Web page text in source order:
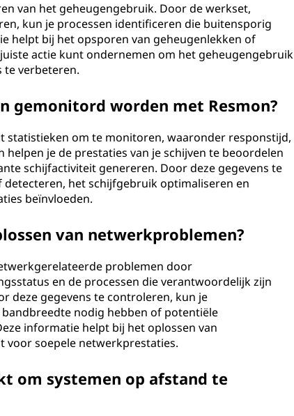
van het geheugengebruik. Door de werkset,
kun je processen identificeren die buitensporig
helpt bij het opsporen van geheugenlekken of
actie kunt ondernemen om het geheugengebruik
te verbeteren.
gemonitord worden met Resmon?
statistieken om te monitoren, waaronder responstijd,
je de prestaties van je schijven te beoordelen
schijfactiviteit genereren. Door deze gegevens te
het schijfgebruik optimaliseren en
beïnvloeden.
van netwerkproblemen?
problemen door
en de processen die verantwoordelijk zijn
deze gegevens te controleren, kun je
nodig hebben of potentiële
informatie helpt bij het oplossen van
soepele netwerkprestaties.
om systemen op afstand te